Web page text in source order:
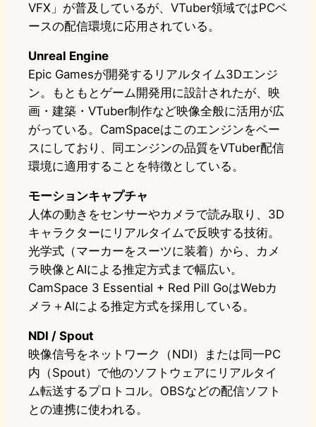
VFX」が普及しているが、VTuber領域ではPCベ
ースの配信環境に応用されている。
Unreal Engine
Epic Gamesが開発するリアルタイム3Dエンジ
ン。もともとゲーム開発用に設計されたが、映
画・建築・VTuber制作など映像全般に活用が広
がっている。CamSpaceはこのエンジンをベー
スにしており、同エンジンの品質をVTuber配信
環境に適用することを特徴としている。
モーションキャプチャ
人体の動きをセンサーやカメラで読み取り、3D
キャラクターにリアルタイムで反映する技術。
光学式（マーカーをスーツに装着）から、カメ
ラ映像とAIによる推定方式まで幅広い。
CamSpace 3 Essential + Red Pill GoはWebカ
メラ＋AIによる推定方式を採用している。
NDI / Spout
映像信号をネットワーク（NDI）または同一PC
内（Spout）で他のソフトウェアにリアルタイ
ム転送するプロトコル。OBSなどの配信ソフト
との連携に使われる。